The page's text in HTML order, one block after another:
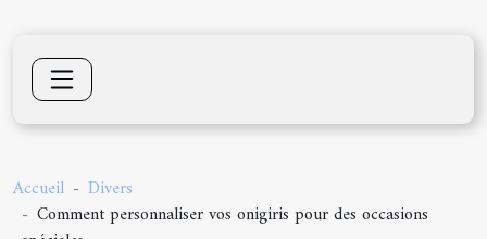
Accueil
Divers
Comment personnaliser vos onigiris pour des occasions